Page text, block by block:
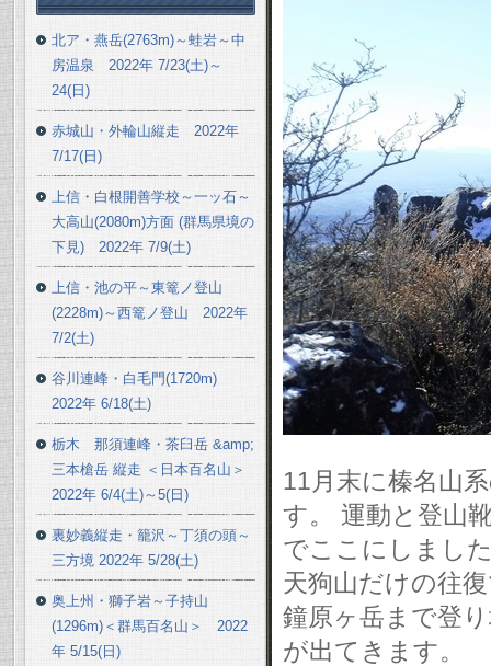
11月末に榛名山
す。 運動と登山
でここにしまし
天狗山だけの往
鐘原ヶ岳まで登
が出てきます。
北ア・燕岳(2763m)～蛙岩～中
房温泉 2022年 7/23(土)～
24(日)
赤城山・外輪山縦走 2022年
7/17(日)
上信・白根開善学校～一ッ石～
大高山(2080m)方面 (群馬県境の
下見) 2022年 7/9(土)
上信・池の平～東篭ノ登山
(2228m)～西篭ノ登山 2022年
7/2(土)
谷川連峰・白毛門(1720m)
2022年 6/18(土)
栃木 那須連峰・茶臼岳 &amp;
三本槍岳 縦走 ＜日本百名山＞
2022年 6/4(土)～5(日)
裏妙義縦走・籠沢～丁須の頭～
三方境 2022年 5/28(土)
奥上州・獅子岩～子持山
(1296m)＜群馬百名山＞ 2022
年 5/15(日)